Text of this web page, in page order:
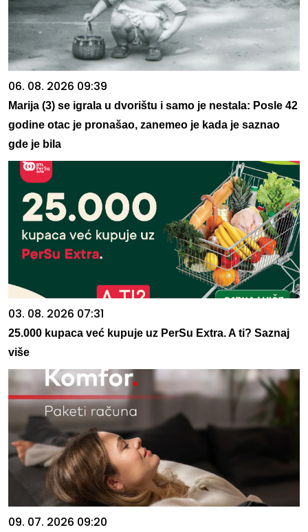
06. 08. 2026 09:39
Marija (3) se igrala u dvorištu i samo je nestala: Posle 42
godine otac je pronašao, zanemeo je kada je saznao
gde je bila
03. 08. 2026 07:31
25.000 kupaca već kupuje uz PerSu Extra. A ti? Saznaj
više
09. 07. 2026 09:20